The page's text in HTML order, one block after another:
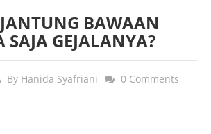
BAWAAN
GEJALANYA?
By Hanida Syafriani 0 Comments